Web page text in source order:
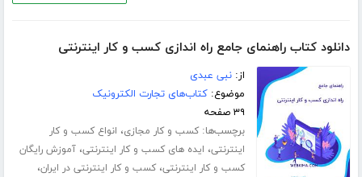
دانلود کتاب راهنمای جامع راه اندازی کسب و کار اینترنتی
از:نبی عبدی
موضوع:کتاب‌های تجارت الکترونیک
۳۹ صفحه
برچسب‌ها:کسب و کار مجازی، انواع کسب و کار
اینترنتی، ایده های کسب و کار اینترنتی،آموزش رایگان
کسب و کار اینترنتی،کسب و کار اینترنتی در ایران،